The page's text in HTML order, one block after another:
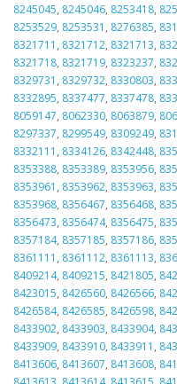
8245045, 8245046, 8253418,
8253529, 8253531 , 8276385,
8321711 , 8321712, 8321713,
8321718, 8321719, 8323237,
8329731 , 8329732, 8330803,
8332895, 8337477, 8337478,
8059147, 8062330, 8063879,
8297337, 8299549, 8309249,
8332111 , 8334126, 8342448,
8353388, 8353389, 8353956,
8353961 , 8353962, 8353963,
8353968, 8356467, 8356468,
8356473, 8356474, 8356475,
8357184, 8357185, 8357186,
8361111 , 8361112, 8361113,
8409214, 8409215, 8421805,
8423015, 8426560, 8426566,
8426584, 8426585, 8426598,
8433902, 8433903, 8433904,
8433909, 8433910, 8433911 ,
8413606, 8413607, 8413608,